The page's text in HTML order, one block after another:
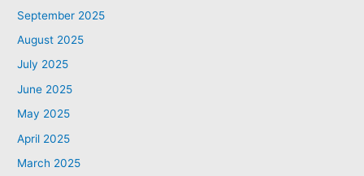
September 2025
August 2025
July 2025
June 2025
May 2025
April 2025
March 2025